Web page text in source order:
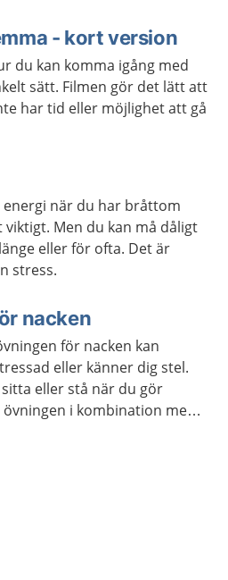
- kort version
du kan komma igång med
sätt. Filmen gör det lätt att
har tid eller möjlighet att gå
energi när du har bråttom
Men du kan må dåligt
eller för ofta. Det är
stress.
nacken
för nacken kan
eller känner dig stel.
eller stå när du gör
i kombination med